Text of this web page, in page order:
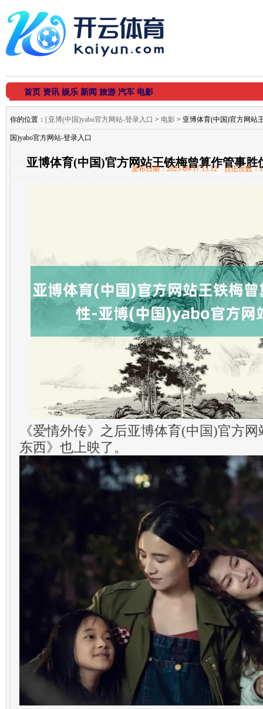
首页 资讯 娱乐 新闻 旅游 汽车 电影
你的位置： 亚博(中国)yabo官方网站-登录入口 > 电影 > 亚博体育(中国)官方网站
国)yabo官方网站-登录入口
亚博体育(中国)官方网站王铁梅曾算作管事胜
发布日期：2025-09-17 13:12 点击次数：
《爱情外传》之后亚博体育(中国)官方
东西》也上映了。